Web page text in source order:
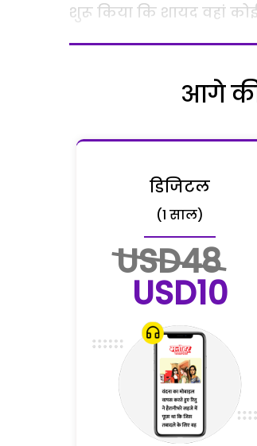
शुरू किया कि शायद वहां
आगे
डिजिटल
(1 साल)
USD48
USD10